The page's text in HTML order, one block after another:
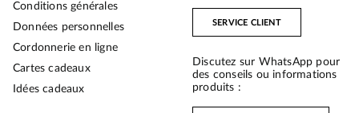
Conditions générales
Données personnelles
Cordonnerie en ligne
Cartes cadeaux
Idées cadeaux
SERVICE CLIENT
Discutez sur WhatsApp pour
des conseils ou informations
produits :